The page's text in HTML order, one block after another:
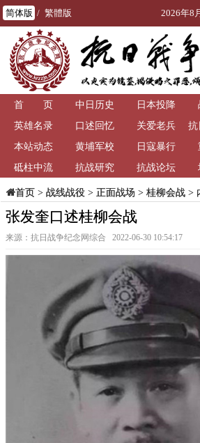
简体版 / 繁體版 2026年8
首 页 中日历史 日本投降
英雄名录
口述回忆 关爱老兵
抗
本站动态
黄埔军校 日寇暴行
砥柱中流
抗战研究 抗战论坛
首页> 战线战役> 正面战场 > 桂柳会战>
张发奎口述桂柳会战
来源：抗日战争纪念网综合 2022-06-30 10:54:17